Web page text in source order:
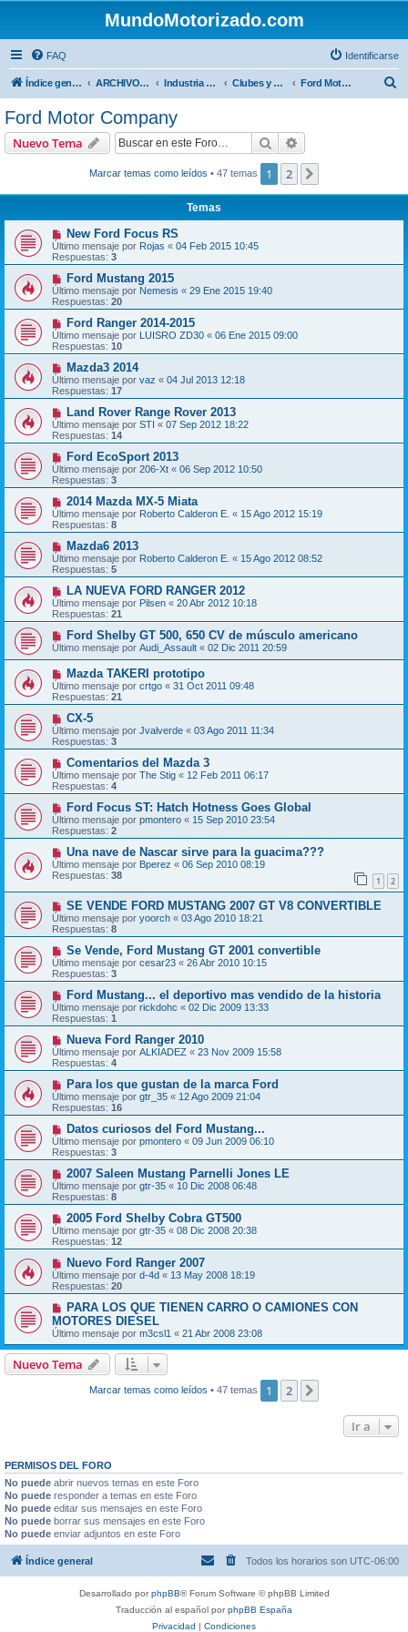
MundoMotorizado.com
FAQ Identificarse
Índice general ARCHIVO HASTA 2018 Industria automotriz Clubes y Marcas Ford Motor Company
Ford Motor Company
Nuevo Tema Buscar
Marcar temas como leídos • 47 temas 1 2
Temas
New Ford Focus RS
Último mensaje por Rojas « 04 Feb 2015 10:45
Respuestas: 3
Ford Mustang 2015
Último mensaje por Nemesis « 29 Ene 2015 19:40
Respuestas: 20
Ford Ranger 2014-2015
Último mensaje por LUISRO ZD30 « 06 Ene 2015 09:00
Respuestas: 10
Mazda3 2014
Último mensaje por vaz « 04 Jul 2013 12:18
Respuestas: 17
Land Rover Range Rover 2013
Último mensaje por STI « 07 Sep 2012 18:22
Respuestas: 14
Ford EcoSport 2013
Último mensaje por 206-Xt « 06 Sep 2012 10:50
Respuestas: 3
2014 Mazda MX-5 Miata
Último mensaje por Roberto Calderon E. « 15 Ago 2012 15:19
Respuestas: 8
Mazda6 2013
Último mensaje por Roberto Calderon E. « 15 Ago 2012 08:52
Respuestas: 5
LA NUEVA FORD RANGER 2012
Último mensaje por Pilsen « 20 Abr 2012 10:18
Respuestas: 21
Ford Shelby GT 500, 650 CV de músculo americano
Último mensaje por Audi_Assault « 02 Dic 2011 20:59
Mazda TAKERI prototipo
Último mensaje por crtgo « 31 Oct 2011 09:48
Respuestas: 21
CX-5
Último mensaje por Jvalverde « 03 Ago 2011 11:34
Respuestas: 3
Comentarios del Mazda 3
Último mensaje por The Stig « 12 Feb 2011 06:17
Respuestas: 4
Ford Focus ST: Hatch Hotness Goes Global
Último mensaje por pmontero « 15 Sep 2010 23:54
Respuestas: 2
Una nave de Nascar sirve para la guacima???
Último mensaje por Bperez « 06 Sep 2010 08:19
Respuestas: 38 1 2
SE VENDE FORD MUSTANG 2007 GT V8 CONVERTIBLE
Último mensaje por yoorch « 03 Ago 2010 18:21
Respuestas: 8
Se Vende, Ford Mustang GT 2001 convertible
Último mensaje por cesar23 « 26 Abr 2010 10:15
Respuestas: 3
Ford Mustang... el deportivo mas vendido de la historia
Último mensaje por rickdohc « 02 Dic 2009 13:33
Respuestas: 1
Nueva Ford Ranger 2010
Último mensaje por ALKIADEZ « 23 Nov 2009 15:58
Respuestas: 4
Para los que gustan de la marca Ford
Último mensaje por gtr_35 « 12 Ago 2009 21:04
Respuestas: 16
Datos curiosos del Ford Mustang...
Último mensaje por pmontero « 09 Jun 2009 06:10
Respuestas: 3
2007 Saleen Mustang Parnelli Jones LE
Último mensaje por gtr-35 « 10 Dic 2008 06:48
Respuestas: 8
2005 Ford Shelby Cobra GT500
Último mensaje por gtr-35 « 08 Dic 2008 20:38
Respuestas: 12
Nuevo Ford Ranger 2007
Último mensaje por d-4d « 13 May 2008 18:19
Respuestas: 20
PARA LOS QUE TIENEN CARRO O CAMIONES CON
MOTORES DIESEL
Último mensaje por m3csl1 « 21 Abr 2008 23:08
Nuevo Tema
Marcar temas como leídos • 47 temas 1 2
Ir a
PERMISOS DEL FORO
No puede abrir nuevos temas en este Foro
No puede responder a temas en este Foro
No puede editar sus mensajes en este Foro
No puede borrar sus mensajes en este Foro
No puede enviar adjuntos en este Foro
Índice general Todos los horarios son UTC-06:00
Desarrollado porphpBB® Forum Software © phpBB Limited
Traducción al español porphpBB España
Privacidad | Condiciones